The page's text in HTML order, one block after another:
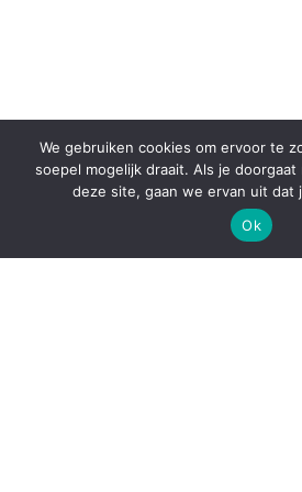
We gebruiken cookies om ervoor te
soepel mogelijk draait. Als je
deze site, gaan we ervan uit dat
Ok